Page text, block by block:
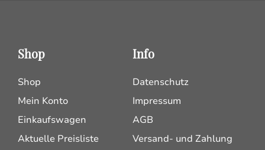
Shop
Shop
Mein Konto
Einkaufswagen
Aktuelle Preisliste
Info
Datenschutz
Impressum
AGB
Versand- und Zahlung